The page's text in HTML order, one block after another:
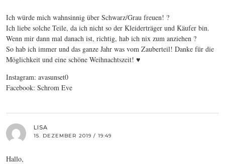
Ich würde mich wahnsinnig über Schwarz/Grau freuen! ?
Ich liebe solche Teile, da ich nicht so der Kleiderträger und Käufer bin.
Wenn mir dann mal danach ist, richtig, hab ich nix zum anziehen ?
So hab ich immer und das ganze Jahr was vom Zauberteil! Danke für die
Möglichkeit und eine schöne Weihnachtszeit! ♥️
Instagram: avasunset0
Facebook: Schrom Eve
LISA
15. DEZEMBER 2019 / 19:49
Hallo,